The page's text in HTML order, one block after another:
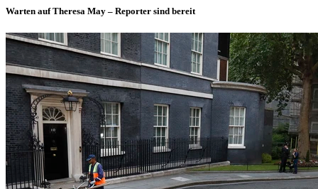
Warten auf Theresa May – Reporter sind bereit